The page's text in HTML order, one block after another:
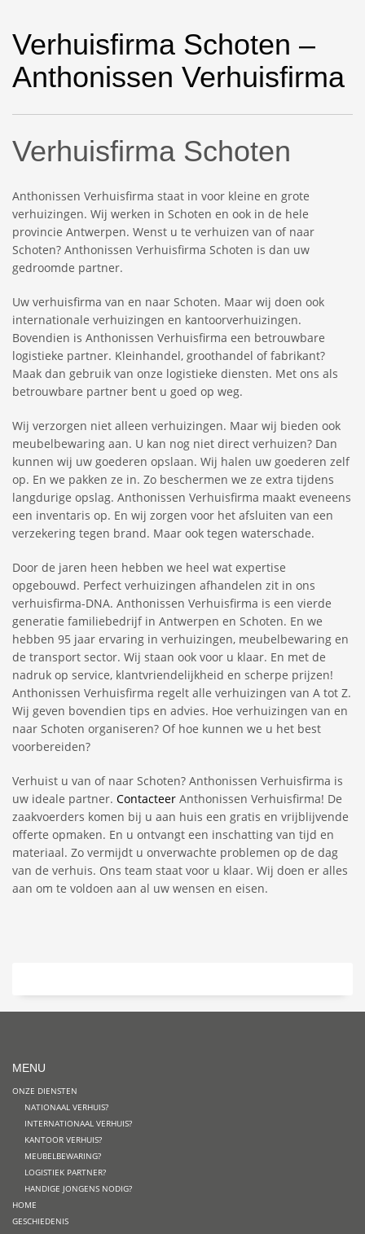
Verhuisfirma Schoten –
Anthonissen Verhuisfirma
Verhuisfirma Schoten
Anthonissen Verhuisfirma staat in voor kleine en grote
verhuizingen. Wij werken in Schoten en ook in de hele
provincie Antwerpen. Wenst u te verhuizen van of naar
Schoten? Anthonissen Verhuisfirma Schoten is dan uw
gedroomde partner.
Uw verhuisfirma van en naar Schoten. Maar wij doen ook
internationale verhuizingen en kantoorverhuizingen.
Bovendien is Anthonissen Verhuisfirma een betrouwbare
logistieke partner. Kleinhandel, groothandel of fabrikant?
Maak dan gebruik van onze logistieke diensten. Met ons als
betrouwbare partner bent u goed op weg.
Wij verzorgen niet alleen verhuizingen. Maar wij bieden ook
meubelbewaring aan. U kan nog niet direct verhuizen? Dan
kunnen wij uw goederen opslaan. Wij halen uw goederen zelf
op. En we pakken ze in. Zo beschermen we ze extra tijdens
langdurige opslag. Anthonissen Verhuisfirma maakt eveneens
een inventaris op. En wij zorgen voor het afsluiten van een
verzekering tegen brand. Maar ook tegen waterschade.
Door de jaren heen hebben we heel wat expertise
opgebouwd. Perfect verhuizingen afhandelen zit in ons
verhuisfirma-DNA. Anthonissen Verhuisfirma is een vierde
generatie familiebedrijf in Antwerpen en Schoten. En we
hebben 95 jaar ervaring in verhuizingen, meubelbewaring en
de transport sector. Wij staan ook voor u klaar. En met de
nadruk op service, klantvriendelijkheid en scherpe prijzen!
Anthonissen Verhuisfirma regelt alle verhuizingen van A tot Z.
Wij geven bovendien tips en advies. Hoe verhuizingen van en
naar Schoten organiseren? Of hoe kunnen we u het best
voorbereiden?
Verhuist u van of naar Schoten? Anthonissen Verhuisfirma is
uw ideale partner. Contacteer Anthonissen Verhuisfirma! De
zaakvoerders komen bij u aan huis een gratis en vrijblijvende
offerte opmaken. En u ontvangt een inschatting van tijd en
materiaal. Zo vermijdt u onverwachte problemen op de dag
van de verhuis. Ons team staat voor u klaar. Wij doen er alles
aan om te voldoen aan al uw wensen en eisen.
MENU
ONZE DIENSTEN
NATIONAAL VERHUIS?
INTERNATIONAAL VERHUIS?
KANTOOR VERHUIS?
MEUBELBEWARING?
LOGISTIEK PARTNER?
HANDIGE JONGENS NODIG?
HOME
GESCHIEDENIS